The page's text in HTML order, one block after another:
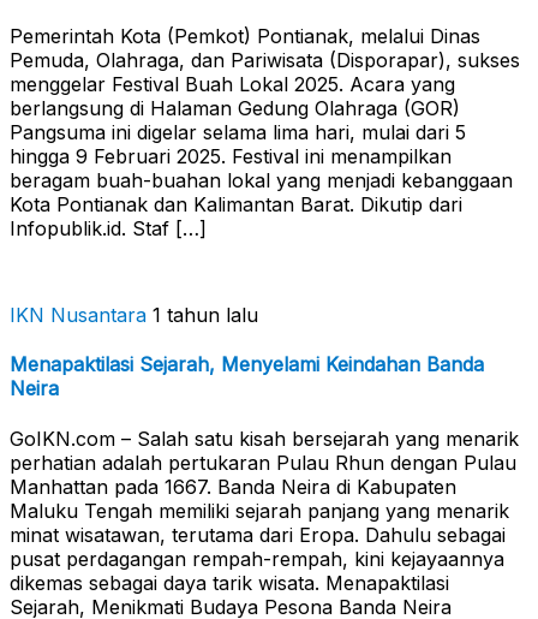
Pemerintah Kota (Pemkot) Pontianak, melalui Dinas
Pemuda, Olahraga, dan Pariwisata (Disporapar), sukses
menggelar Festival Buah Lokal 2025. Acara yang
berlangsung di Halaman Gedung Olahraga (GOR)
Pangsuma ini digelar selama lima hari, mulai dari 5
hingga 9 Februari 2025. Festival ini menampilkan
beragam buah-buahan lokal yang menjadi kebanggaan
Kota Pontianak dan Kalimantan Barat. Dikutip dari
Infopublik.id. Staf […]
IKN Nusantara 1 tahun lalu
Menapaktilasi Sejarah, Menyelami Keindahan Banda
Neira
GoIKN.com – Salah satu kisah bersejarah yang menarik
perhatian adalah pertukaran Pulau Rhun dengan Pulau
Manhattan pada 1667. Banda Neira di Kabupaten
Maluku Tengah memiliki sejarah panjang yang menarik
minat wisatawan, terutama dari Eropa. Dahulu sebagai
pusat perdagangan rempah-rempah, kini kejayaannya
dikemas sebagai daya tarik wisata. Menapaktilasi
Sejarah, Menikmati Budaya Pesona Banda Neira